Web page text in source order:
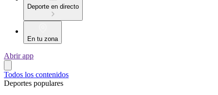
Deporte en directo
En tu zona
Abrir app
Todos los contenidos
Deportes populares